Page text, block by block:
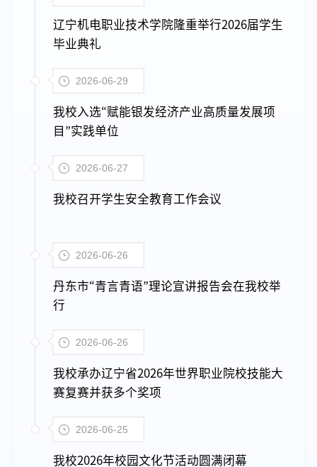
辽宁机电职业技术学院隆重举行2026届学生
毕业典礼
2026-06-29
我校入选“赋能银发经济产业高质量发展项
目”实践单位
2026-06-27
我校召开学生安全教育工作会议
2026-06-26
丹东市“青言青语”理论宣讲报告会在我校举
行
2026-06-26
我校承办辽宁省2026年世界职业院校技能大
赛复赛并获多个奖项
2026-06-25
我校2026年校园文化节活动圆满闭幕